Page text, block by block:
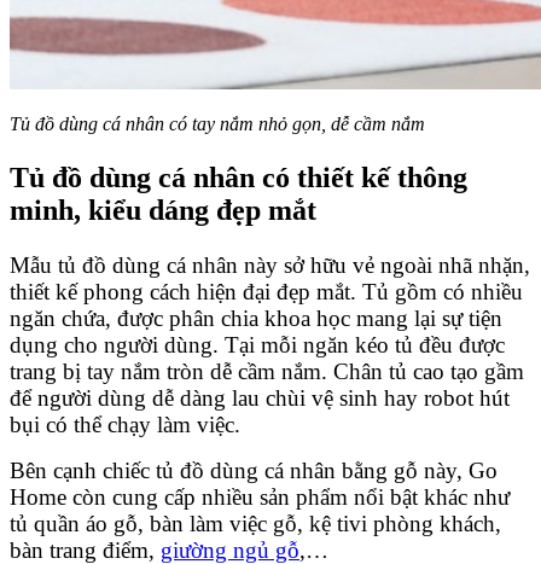
Tủ đồ dùng cá nhân có tay nắm nhỏ gọn, dễ cầm nắm
Tủ đồ dùng cá nhân có thiết kế thông
minh, kiểu dáng đẹp mắt
Mẫu tủ đồ dùng cá nhân này sở hữu vẻ ngoài nhã nhặn,
thiết kế phong cách hiện đại đẹp mắt. Tủ gồm có nhiều
ngăn chứa, được phân chia khoa học mang lại sự tiện
dụng cho người dùng. Tại mỗi ngăn kéo tủ đều được
trang bị tay nắm tròn dễ cầm nắm. Chân tủ cao tạo gầm
để người dùng dễ dàng lau chùi vệ sinh hay robot hút
bụi có thể chạy làm việc.
Bên cạnh chiếc tủ đồ dùng cá nhân bằng gỗ này, Go
Home còn cung cấp nhiều sản phẩm nổi bật khác như
tủ quần áo gỗ, bàn làm việc gỗ, kệ tivi phòng khách,
bàn trang điểm, giường ngủ gỗ,…